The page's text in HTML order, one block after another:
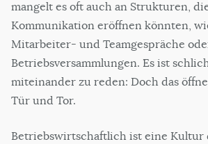
mangelt es oft auch an Strukturen,
Kommunikation eröffnen könnten,
Mitarbeiter- und Teamgespräche
Betriebsversammlungen. Es ist
miteinander zu reden: Doch das
Tür und Tor.
Betriebswirtschaftlich ist eine Kultur